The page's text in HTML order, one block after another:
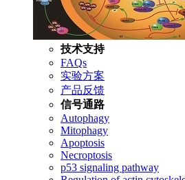
技术支持
FAQs
实验方案
产品反馈
信号通路
Autophagy
Mitophagy
Apoptosis
Necroptosis
p53 signaling pathway